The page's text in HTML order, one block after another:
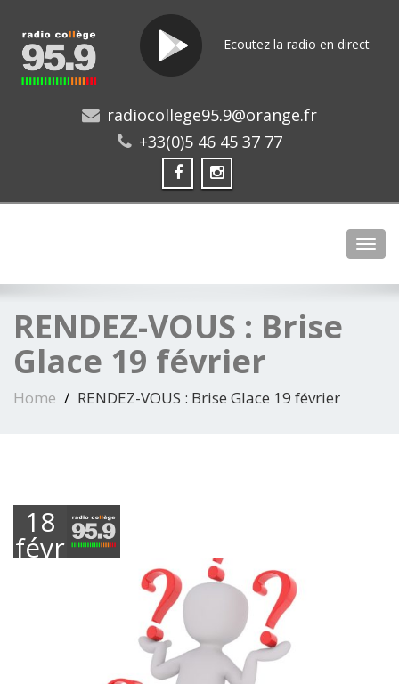
Ecoutez la radio en direct
radiocollege95.9@orange.fr
+33(0)5 46 45 37 77
RENDEZ-VOUS : Brise
Glace 19 février
Home RENDEZ-VOUS : Brise Glace 19 février
18
février